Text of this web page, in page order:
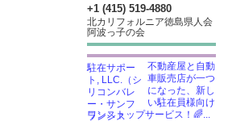
+1 (415) 519-4880
北カリフォルニア徳島県人会
阿波っ子の会
不動産屋と自動
車販売店が一つ
になった、新し
い駐在員様向け
ワンストップサービス！🌈...